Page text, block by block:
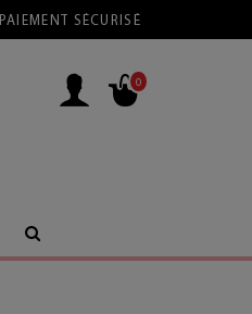
PAIEMENT SÉCURISÉ
0